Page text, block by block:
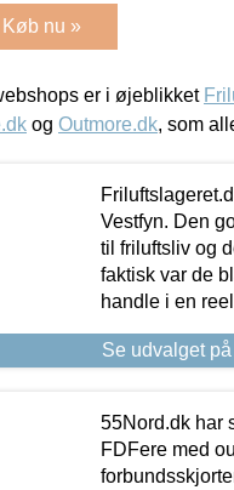
Køb nu »
er i øjeblikket
og Outmore.dk, som
Vestfyn. Den
til friluftsliv og
faktisk var de
handle i en
Se udvalget
55Nord.dk har
FDFere med